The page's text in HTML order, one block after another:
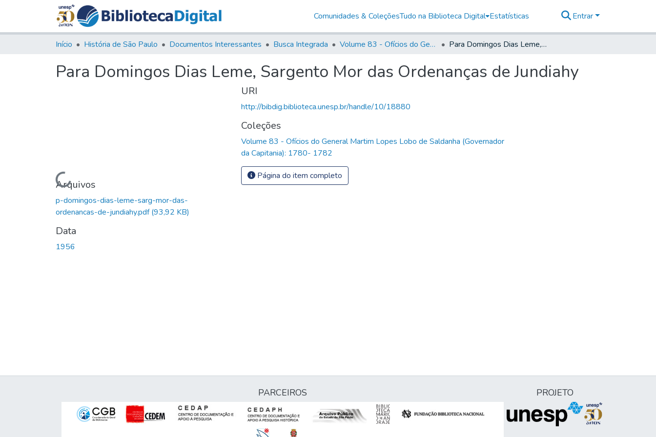
Comunidades & ColeçõesTudo na Biblioteca Digital Estatísticas Entrar
Início História de São Paulo Documentos Interessantes Busca Integrada Volume 83 - Ofícios do General Martim Lopes Lobo de Saldanha (Governador da Capitania): 1780- 1782 Para Domingos Dias Leme, Sargento Mor das Ordenanças de Jundiahy
Para Domingos Dias Leme, Sargento Mor das Ordenanças de Jundiahy
Carregando...
Arquivos
p-domingos-dias-leme-sarg-mor-das-
ordenancas-de-jundiahy.pdf(93,92 KB)
Data
1956
URI
http://bibdig.biblioteca.unesp.br/handle/10/18880
Coleções
Volume 83 - Ofícios do General Martim Lopes Lobo de Saldanha (Governador
da Capitania): 1780- 1782
Página do item completo
PARCEIROS PROJETO